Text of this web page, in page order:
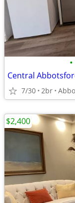
•
Central
7/30 2br
$2,400